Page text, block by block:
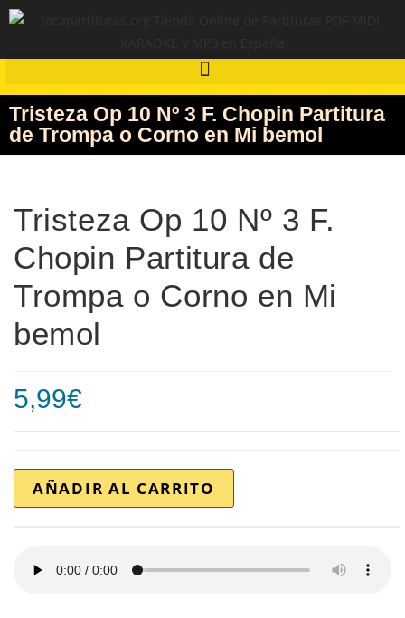
Tristeza Op 10 Nº 3 F. Chopin Partitura
de Trompa o Corno en Mi bemol
Tristeza Op 10 Nº 3 F.
Chopin Partitura de
Trompa o Corno en Mi
bemol
5,99€
AÑADIR AL CARRITO